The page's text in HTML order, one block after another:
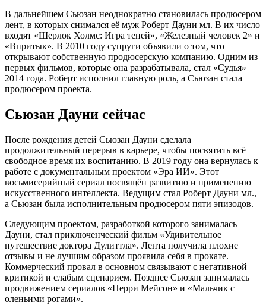
В дальнейшем Сьюзан неоднократно становилась продюсером
лент, в которых снимался её муж Роберт Дауни мл. В их число
входят «Шерлок Холмс: Игра теней», «Железный человек 2» и
«Впритык». В 2010 году супруги объявили о том, что
открывают собственную продюсерскую компанию. Одним из
первых фильмов, которые она разрабатывала, стал «Судья»
2014 года. Роберт исполнил главную роль, а Сьюзан стала
продюсером проекта.
Сьюзан Дауни сейчас
После рождения детей Сьюзан Дауни сделала
продолжительный перерыв в карьере, чтобы посвятить всё
свободное время их воспитанию. В 2019 году она вернулась к
работе с документальным проектом «Эра ИИ». Этот
восьмисерийный сериал посвящён развитию и применению
искусственного интеллекта. Ведущим стал Роберт Дауни мл.,
а Сьюзан была исполнительным продюсером пяти эпизодов.
Следующим проектом, разработкой которого занималась
Дауни, стал приключенческий фильм «Удивительное
путешествие доктора Дулиттла». Лента получила плохие
отзывы и не лучшим образом проявила себя в прокате.
Коммерческий провал в основном связывают с негативной
критикой и слабым сценарием. Позднее Сьюзан занималась
продвижением сериалов «Перри Мейсон» и «Мальчик с
оленьими рогами».